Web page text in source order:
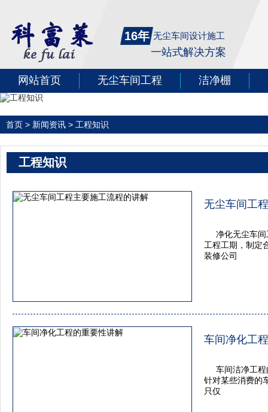
16年 无尘车间设计施工
一站式解决方案
网站首页 无尘车间工程 洁净棚
首页 > 新闻资讯 > 工程知识
工程知识
无尘车间工
净化无尘车
工程工期，制定
装修公司
车间净化工
车间洁净工
针对某些消费的
只仅